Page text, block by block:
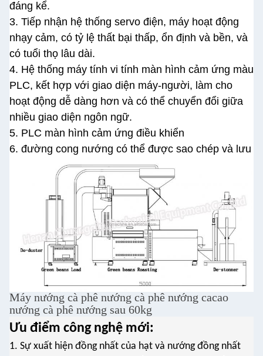
đáng kể.
3. Tiếp nhận hệ thống servo điện, máy hoạt động
nhạy cảm, có tỷ lệ thất bại thấp, ổn định và bền, và
có tuổi thọ lâu dài.
4. Hệ thống máy tính vi tính màn hình cảm ứng màu
PLC, kết hợp với giao diện máy-người, làm cho
hoạt động dễ dàng hơn và có thể chuyển đổi giữa
nhiều giao diện ngôn ngữ.
5. PLC màn hình cảm ứng điều khiển
6. đường cong nướng có thể được sao chép và lưu
Máy nướng cà phê nướng cà phê nướng cacao
nướng cà phê nướng sau 60kg
Ưu điểm công nghệ mới:
1. Sự xuất hiện đồng nhất của hạt và nướng đồng nhất